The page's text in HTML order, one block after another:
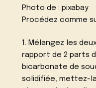
Photo de :pixabay
Procédez comme
1. Mélangez les
rapport de 2 parts
bicarbonate de
solidifiée, mettez-